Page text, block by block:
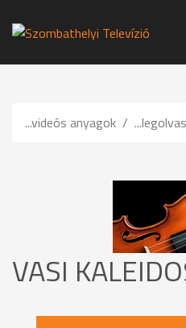
...videós anyagok
VASI